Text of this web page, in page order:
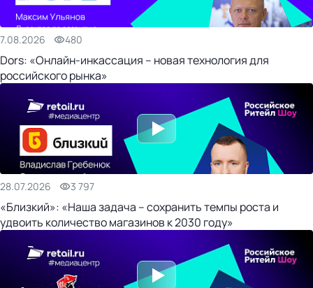
7.08.2026 480
Dors: «Онлайн-инкассация – новая технология для
российского рынка»
28.07.2026 3 797
«Близкий»: «Наша задача – сохранить темпы роста и
удвоить количество магазинов к 2030 году»